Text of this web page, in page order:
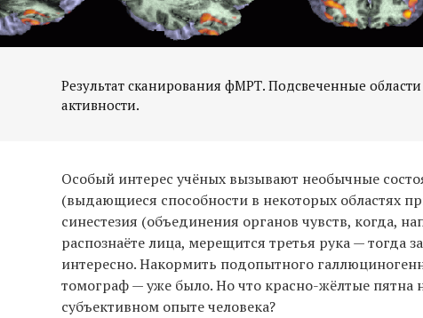
Результат сканирования фМРТ. Подсвеченные
Особый интерес учёных вызывают необычные
(выдающиеся способности в некоторых областях
синестезия (объединения органов чувств, когда,
распознаёте лица, мерещится третья рука — тогда
интересно. Накормить подопытного
томограф — уже было. Но что красно-жёлтые пятна
субъективном опыте человека?